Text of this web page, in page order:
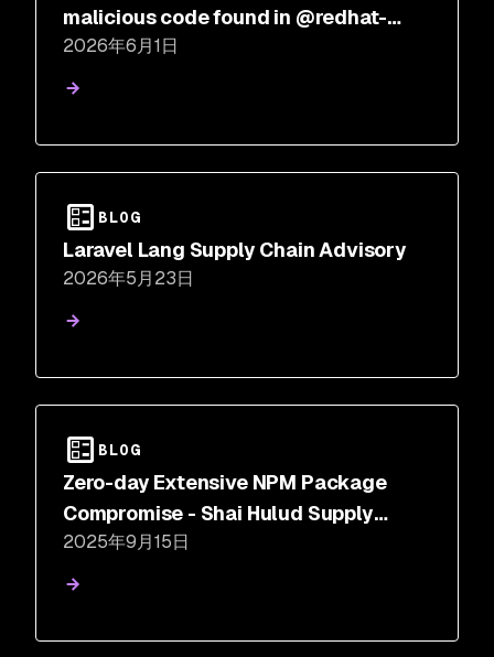
malicious code found in @redhat-
cloud-services npm packages
2026年6月1日
BLOG
Laravel Lang Supply Chain Advisory
2026年5月23日
BLOG
Zero-day Extensive NPM Package
Compromise - Shai Hulud Supply
Chain Attack
2025年9月15日